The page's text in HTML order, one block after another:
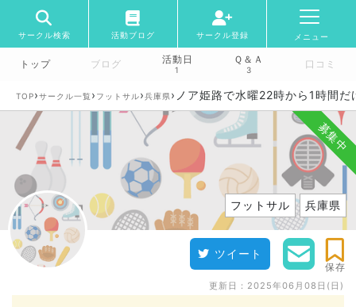
サークル検索 活動ブログ サークル登録 メニュー
トップ ブログ 活動日
1
Ｑ＆Ａ
3 口コミ
TOP›サークル一覧 › フットサル›兵庫県› ノア姫路で水曜22時から1時間だ
募集中
フットサル 兵庫県
ツイート
保存
更新日： 2025年06月08日(日)